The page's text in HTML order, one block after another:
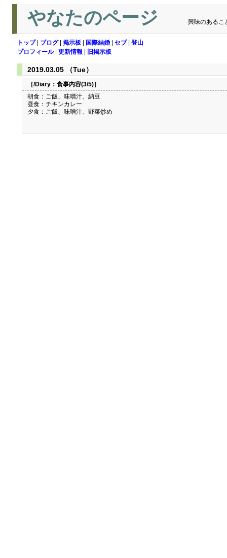
やなたのページ 興味のあるこ
トップ| ブログ| 掲示板 国際結婚 セブ| 登山
プロフィール| 更新情報 旧掲示板
2019.03.05 （Tue）
［/Diary： 食事内容(3/5)］
朝食：ご飯、味噌汁、納豆
昼食：チキンカレー
夕食：ご飯、味噌汁、野菜炒め